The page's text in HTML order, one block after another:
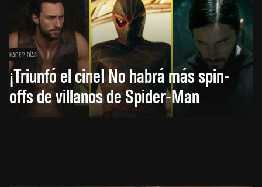
HACE 2 DÍAS
¡Triunfó el cine! No habrá más spin-
offs de villanos de Spider-Man